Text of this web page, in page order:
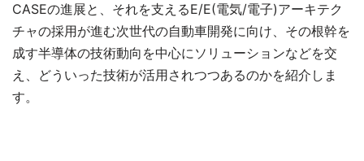
CASEの進展と、それを支えるE/E(電気/電子)アーキテク
チャの採用が進む次世代の自動車開発に向け、その根幹を
成す半導体の技術動向を中心にソリューションなどを交
え、どういった技術が活用されつつあるのかを紹介しま
す。